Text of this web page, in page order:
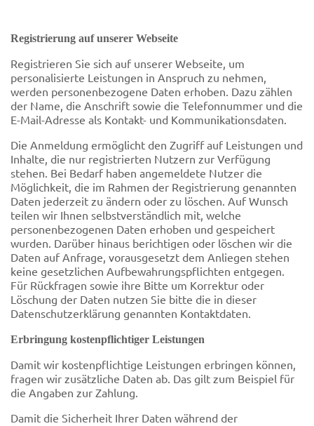
Registrierung auf unserer Webseite
Registrieren Sie sich auf unserer Webseite, um
personalisierte Leistungen in Anspruch zu nehmen,
werden personenbezogene Daten erhoben. Dazu zählen
der Name, die Anschrift sowie die Telefonnummer und die
E-Mail-Adresse als Kontakt- und Kommunikationsdaten.
Die Anmeldung ermöglicht den Zugriff auf Leistungen und
Inhalte, die nur registrierten Nutzern zur Verfügung
stehen. Bei Bedarf haben angemeldete Nutzer die
Möglichkeit, die im Rahmen der Registrierung genannten
Daten jederzeit zu ändern oder zu löschen. Auf Wunsch
teilen wir Ihnen selbstverständlich mit, welche
personenbezogenen Daten erhoben und gespeichert
wurden. Darüber hinaus berichtigen oder löschen wir die
Daten auf Anfrage, vorausgesetzt dem Anliegen stehen
keine gesetzlichen Aufbewahrungspflichten entgegen.
Für Rückfragen sowie ihre Bitte um Korrektur oder
Löschung der Daten nutzen Sie bitte die in dieser
Datenschutzerklärung genannten Kontaktdaten.
Erbringung kostenpflichtiger Leistungen
Damit wir kostenpflichtige Leistungen erbringen können,
fragen wir zusätzliche Daten ab. Das gilt zum Beispiel für
die Angaben zur Zahlung.
Damit die Sicherheit Ihrer Daten während der